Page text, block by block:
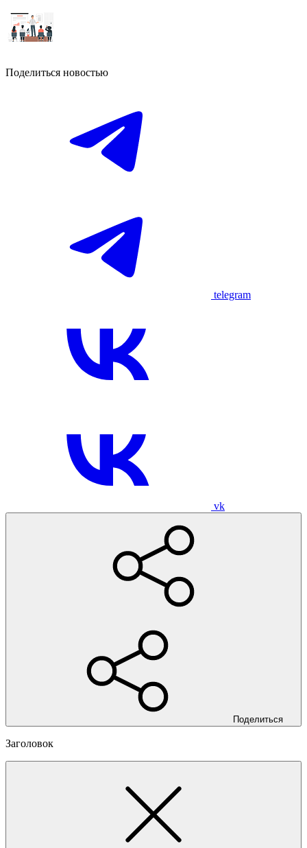
Поделиться новостью
telegram
vk
Поделиться
Заголовок